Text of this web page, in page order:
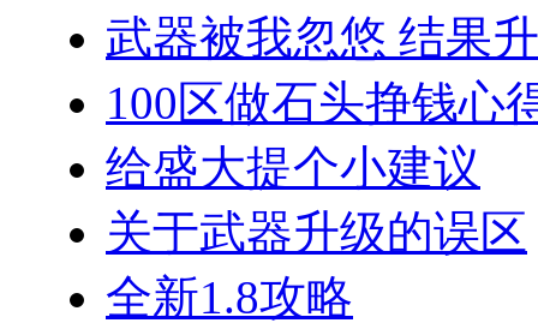
武器被我忽悠 结果
100区做石头挣钱心
给盛大提个小建议
关于武器升级的误区
全新1.8攻略